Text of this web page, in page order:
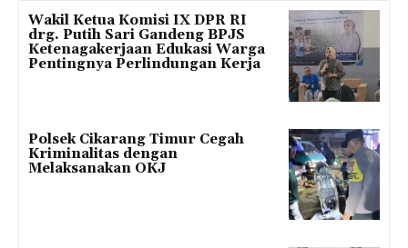
Wakil Ketua Komisi IX DPR RI
drg. Putih Sari Gandeng BPJS
Ketenagakerjaan Edukasi Warga
Pentingnya Perlindungan Kerja
Polsek Cikarang Timur Cegah
Kriminalitas dengan
Melaksanakan OKJ